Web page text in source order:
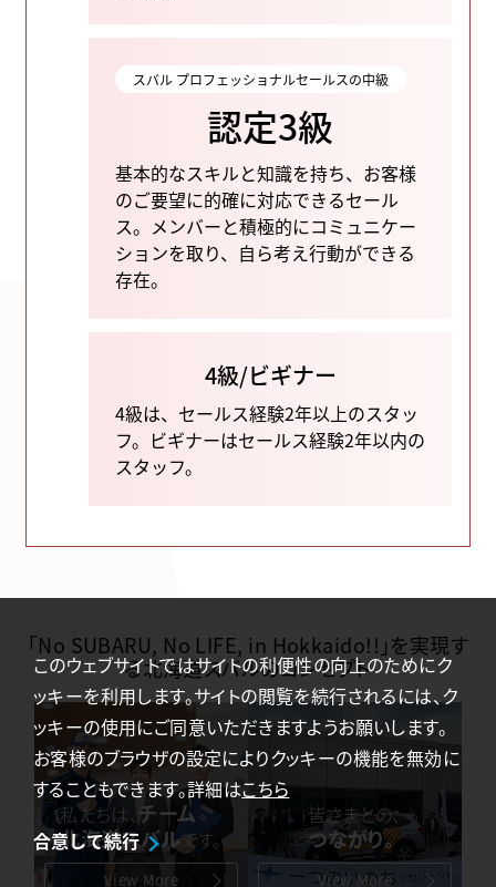
スバル プロフェッショナルセールスの中級
認定3級
基本的なスキルと知識を持ち、お客様
のご要望に的確に対応できるセール
ス。 メンバーと積極的にコミュニケー
ションを取り、自ら考え行動ができる
存在。
4級/ビギナー
4級は、セールス経験2年以上のスタッ
フ。ビギナーはセールス経験2年以内の
スタッフ。
「No SUBARU, No LIFE, in Hokkaido!!」を実現す
る北海道スバルのコンセプト
私たちは、チーム
北海道スバルです。
View More
皆さまとの、
つながり。
View More
このウェブサイトではサイトの利便性の向上のためにク
ッキーを利用します。サイトの閲覧を続行されるには、ク
ッキーの使用にご同意いただきますようお願いします。
お客様のブラウザの設定によりクッキーの機能を無効に
することもできます。詳細はこちら
合意して続行